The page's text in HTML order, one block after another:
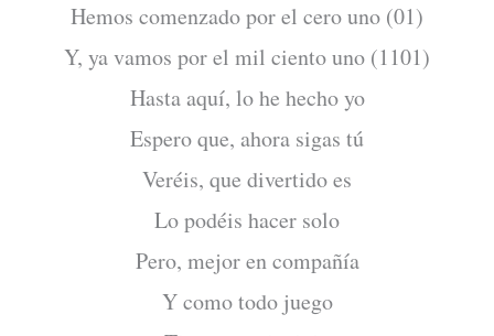
Hemos comenzado por el cero uno (01)
Y, ya vamos por el mil ciento uno (1101)
Hasta aquí, lo he hecho yo
Espero que, ahora sigas tú
Veréis, que divertido es
Lo podéis hacer solo
Pero, mejor en compañía
Y como todo juego